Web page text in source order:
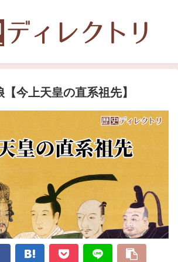
今上天皇の直系祖先】